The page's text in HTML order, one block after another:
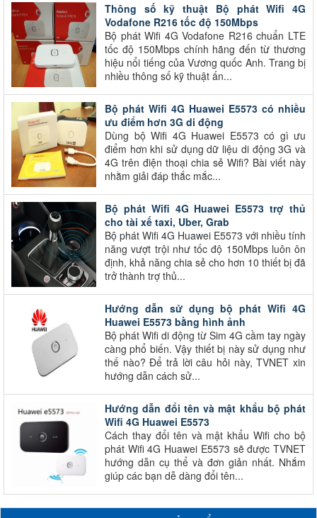
Thông số kỹ thuật Bộ phát Wifi 4G
Vodafone R216 tốc độ 150Mbps
Bộ phát Wifi 4G Vodafone R216 chuẩn LTE
tốc độ 150Mbps chính hãng đến từ thương
hiệu nổi tiếng của Vương quốc Anh. Trang bị
nhiều thông số kỹ thuật ấn...
Bộ phát Wifi 4G Huawei E5573 có nhiều
ưu điểm hơn 3G di động
Dùng bộ Wifi 4G Huawei E5573 có gì ưu
điểm hơn khi sử dụng dữ liệu di động 3G và
4G trên điện thoại chia sẻ Wifi? Bài viết này
nhằm giải đáp thắc mắc...
Bộ phát Wifi 4G Huawei E5573 trợ thủ
cho tài xế taxi, Uber, Grab
Bộ phát Wifi 4G Huawei E5573 với nhiều tính
năng vượt trội như tốc độ 150Mbps luôn ôn
định, khả năng chia sẻ cho hơn 10 thiết bị đã
trở thành trợ thủ...
Hướng dẫn sử dụng bộ phát Wifi 4G
Huawei E5573 bằng hình ảnh
Bộ phát Wifi di động từ Sim 4G cầm tay ngày
càng phổ biến. Vậy thiết bị này sử dụng như
thế nào? Để trả lời câu hỏi này, TVNET xin
hướng dẫn cách sử...
Hướng dẫn đổi tên và mật khẩu bộ phát
Wifi 4G Huawei E5573
Cách thay đổi tên và mật khẩu Wifi cho bộ
phát Wifi 4G Huawei E5573 sẽ được TVNET
hướng dẫn cụ thể và đơn giản nhất. Nhắm
giúp các bạn dễ dàng đổi tên...